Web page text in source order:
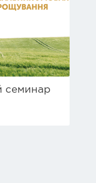
семинар